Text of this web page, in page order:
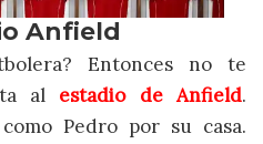
Entonces no te
al estadio de Anfield.
Pedro por su casa.